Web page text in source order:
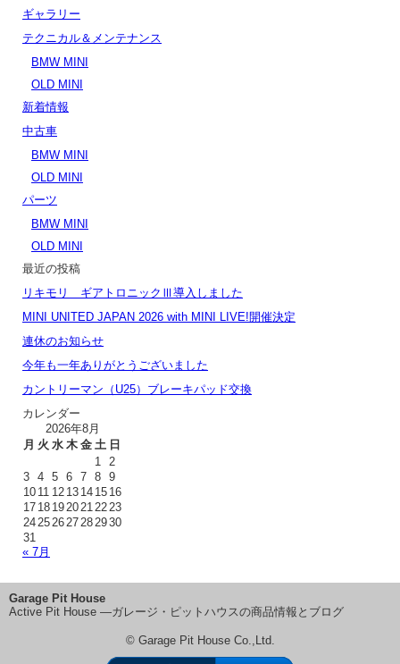
ギャラリー
テクニカル＆メンテナンス
BMW MINI
OLD MINI
新着情報
中古車
BMW MINI
OLD MINI
パーツ
BMW MINI
OLD MINI
最近の投稿
リキモリ ギアトロニックⅢ導入しました
MINI UNITED JAPAN 2026 with MINI LIVE!開催決定
連休のお知らせ
今年も一年ありがとうございました
カントリーマン（U25）ブレーキパッド交換
カレンダー
2026年8月
月 火 水 木 金 土 日
1
2
3 4 5 6 7 8 9
10 11 12 13 14 15 16
17 18 19 20 21 22 23
24 25 26 27 28 2930
31
« 7月
Garage Pit House
Active Pit House ―ガレージ・ピットハウスの商品情報とブログ
© Garage Pit House Co.,Ltd.